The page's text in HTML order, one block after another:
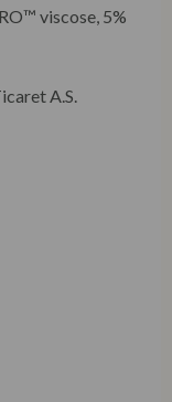
viscose, 5%
A.S.